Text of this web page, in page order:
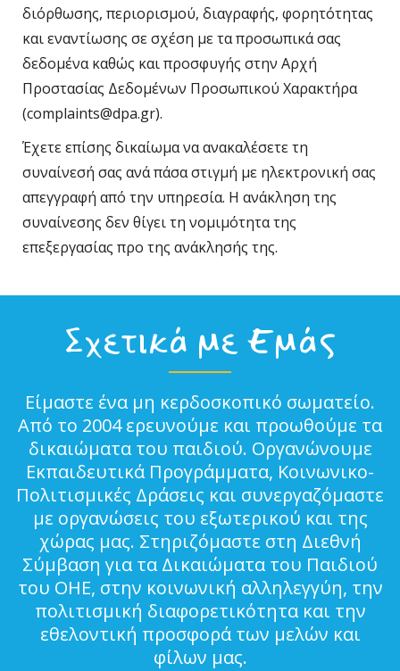
διόρθωσης, περιορισμού, διαγραφής, φορητότητας
και εναντίωσης σε σχέση με τα προσωπικά σας
δεδομένα καθώς και προσφυγής στην Αρχή
Προστασίας Δεδομένων Προσωπικού Χαρακτήρα
(complaints@dpa.gr).
Έχετε επίσης δικαίωμα να ανακαλέσετε τη
συναίνεσή σας ανά πάσα στιγμή με ηλεκτρονική σας
απεγγραφή από την υπηρεσία. Η ανάκληση της
συναίνεσης δεν θίγει τη νομιμότητα της
επεξεργασίας προ της ανάκλησής της.
Σχετικά με Εμάς
Είμαστε ένα μη κερδοσκοπικό σωματείο.
Από το 2004 ερευνούμε και προωθούμε τα
δικαιώματα του παιδιού. Οργανώνουμε
Εκπαιδευτικά Προγράμματα, Κοινωνικο-
Πολιτισμικές Δράσεις και συνεργαζόμαστε
με οργανώσεις του εξωτερικού και της
χώρας μας. Στηριζόμαστε στη Διεθνή
Σύμβαση για τα Δικαιώματα του Παιδιού
του ΟΗΕ, στην κοινωνική αλληλεγγύη, την
πολιτισμική διαφορετικότητα και την
εθελοντική προσφορά των μελών και
φίλων μας.